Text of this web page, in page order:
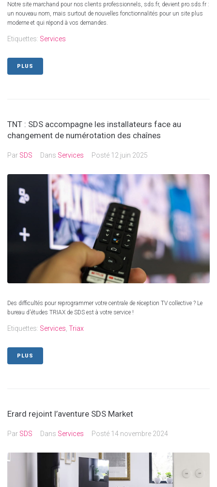
Notre site marchand pour nos clients professionnels, sds.fr, devient pro.sds.fr :
un nouveau nom, mais surtout de nouvelles fonctionnalités pour un site plus
moderne et qui répond à vos demandes.
Etiquettes: Services
PLUS
TNT : SDS accompagne les installateurs face au
changement de numérotation des chaînes
Par SDS Dans Services Posté 12 juin 2025
Des difficultés pour reprogrammer votre centrale de réception TV collective ? Le
bureau d'études TRIAX de SDS est à votre service !
Etiquettes: Services Triax
PLUS
Erard rejoint l’aventure SDS Market
Par SDS Dans Services Posté 14 novembre 2024